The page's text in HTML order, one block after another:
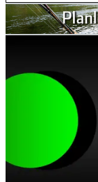
Canada
kom
– Svært
10. juni 2026